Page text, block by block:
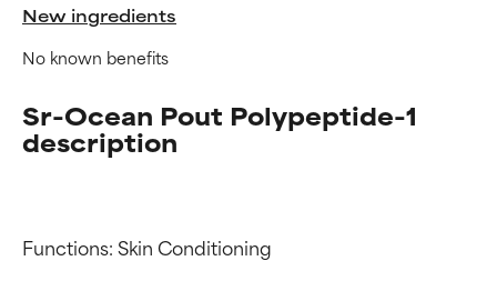
New ingredients
No known benefits
Sr-Ocean Pout Polypeptide-1
description
Functions: Skin Conditioning